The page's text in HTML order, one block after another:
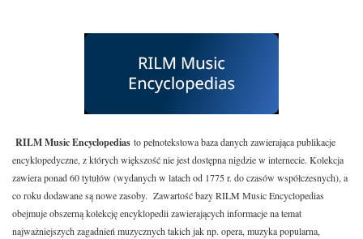
RILM Music Encyclopedias to pełnotekstowa baza danych zawierająca publikacje
encyklopedyczne, z których większość nie jest dostępna nigdzie w internecie. Kolekcja
zawiera ponad 60 tytułów (wydanych w latach od 1775 r. do czasów współczesnych), a
co roku dodawane są nowe zasoby. Zawartość bazy RILM Music Encyclopedias
obejmuje obszerną kolekcję encyklopedii zawierających informacje na temat
najważniejszych zagadnień muzycznych takich jak np. opera, muzyka popularna,